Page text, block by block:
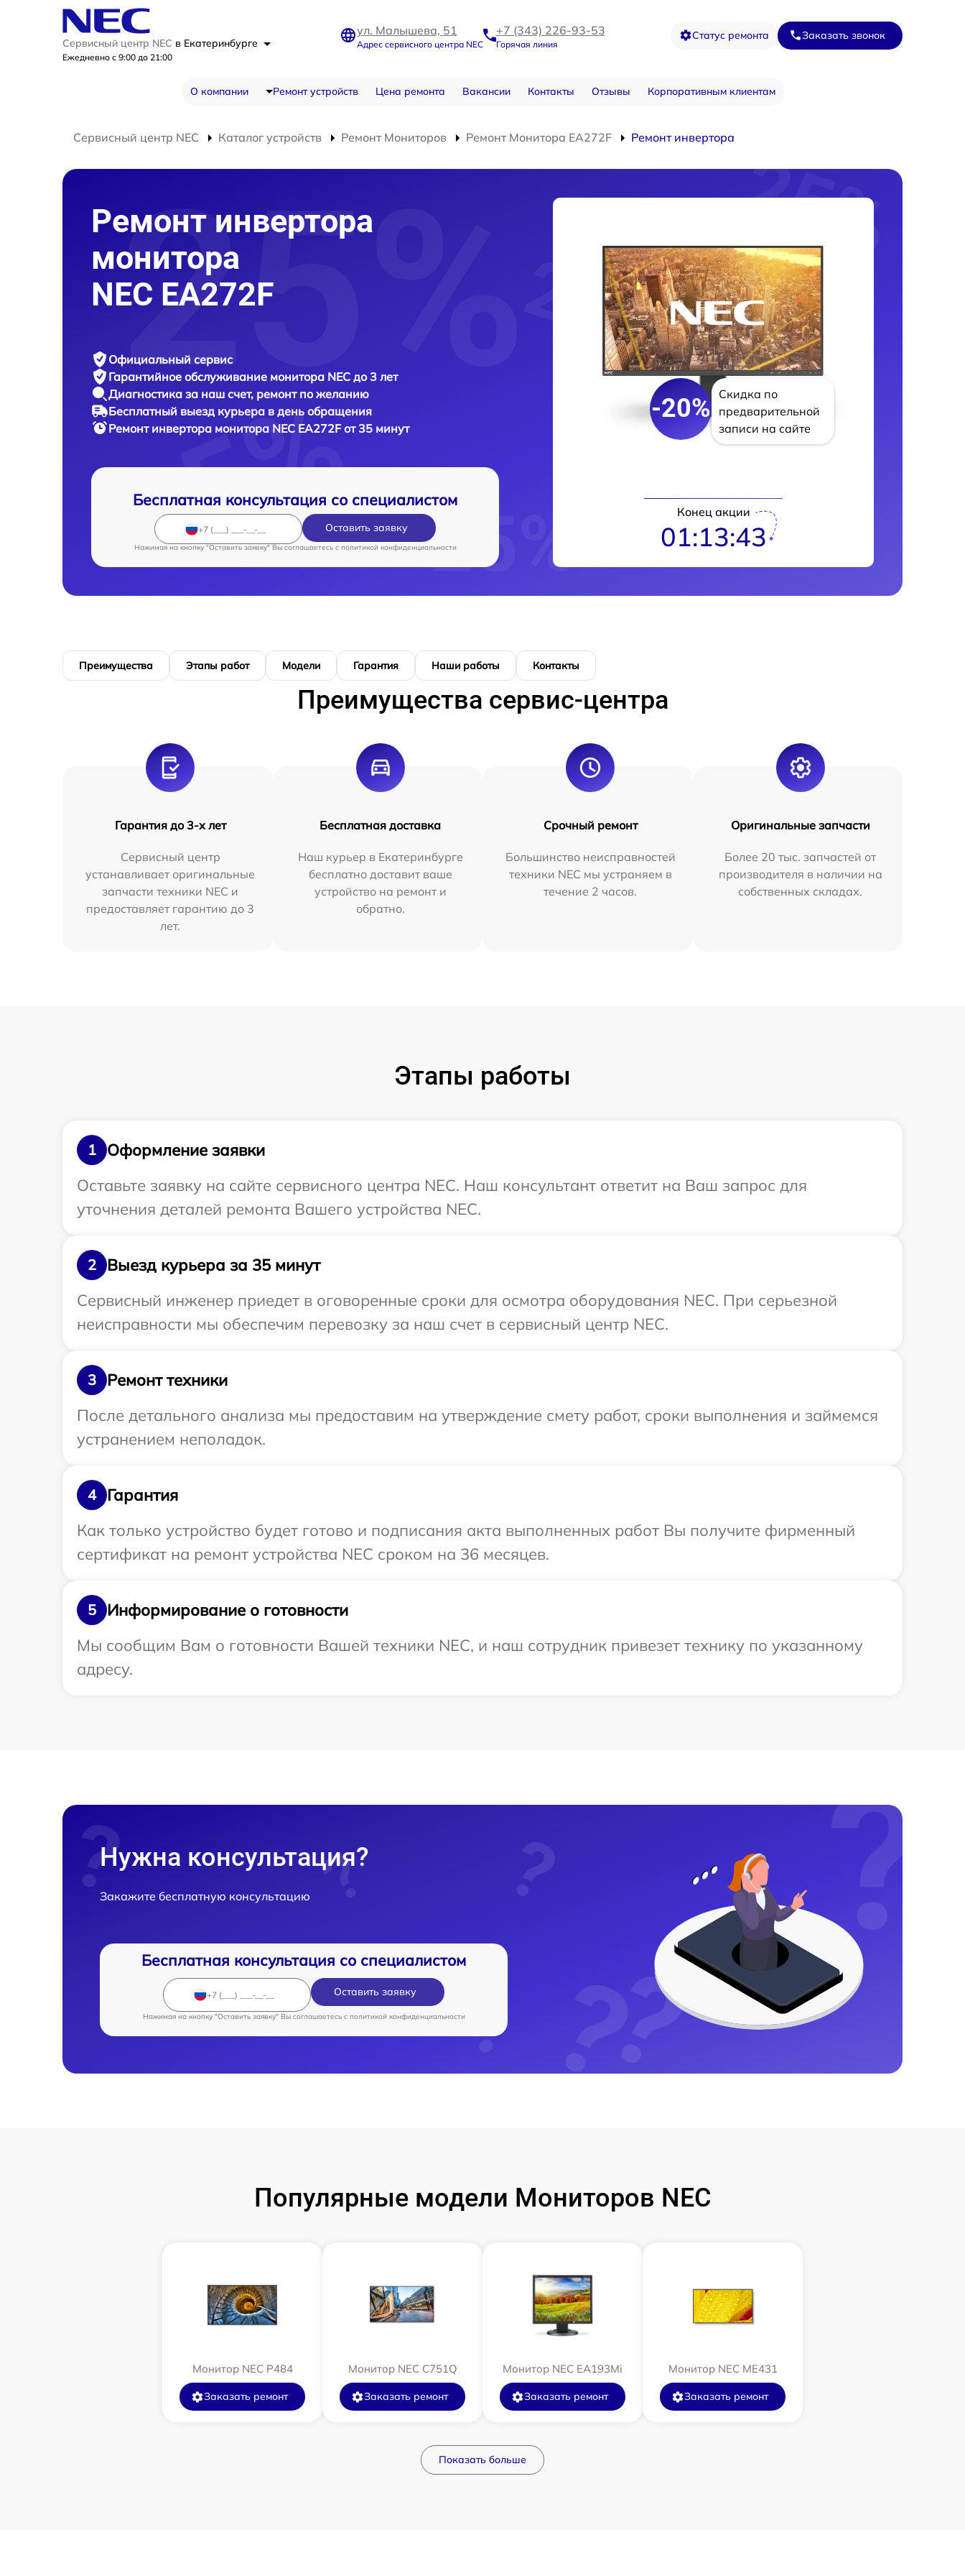
Сервисный центр NEC в Екатеринбурге
Ежедневно с 9:00 до 21:00
ул. Малышева, 51
Адрес сервисного центра NEC
+7 (343) 226-93-53
Горячая линия
Статус ремонта Заказать звонок
О компании Ремонт устройств Цена ремонта Вакансии Контакты Отзывы Корпоративным клиентам
Сервисный центр NEC Каталог устройств Ремонт Мониторов Ремонт Монитора EA272F Ремонт инвертора
Ремонт инвертора
монитора
NEC EA272F
Официальный сервис
Гарантийное обслуживание монитора NEC до 3 лет
Диагностика за наш счет, ремонт по желанию
Бесплатный выезд курьера в день обращения
Ремонт инвертора монитора NEC EA272F от 35 минут
Бесплатная консультация со специалистом
Оставить заявку
Нажимая на кнопку "Оставить заявку" Вы соглашаетесь c политикой конфиденциальности
-20%
Скидка по
предварительной
записи на сайте
Конец акции
01:13:42
Преимущества Этапы работ Модели Гарантия Наши работы Контакты
Преимущества сервис-центра
Гарантия до 3-х лет
Сервисный центр
устанавливает оригинальные
запчасти техники NEC и
предоставляет гарантию до 3
лет.
Бесплатная доставка
Наш курьер в Екатеринбурге
бесплатно доставит ваше
устройство на ремонт и
обратно.
Срочный ремонт
Большинство неисправностей
техники NEC мы устраняем в
течение 2 часов.
Оригинальные запчасти
Более 20 тыс. запчастей от
производителя в наличии на
собственных складах.
Этапы работы
1
Оформление заявки
Оставьте заявку на сайте сервисного центра NEC. Наш консультант ответит на Ваш запрос для
уточнения деталей ремонта Вашего устройства NEC.
2
Выезд курьера за 35 минут
Сервисный инженер приедет в оговоренные сроки для осмотра оборудования NEC. При серьезной
неисправности мы обеспечим перевозку за наш счет в сервисный центр NEC.
3
Ремонт техники
После детального анализа мы предоставим на утверждение смету работ, сроки выполнения и займемся
устранением неполадок.
4
Гарантия
Как только устройство будет готово и подписания акта выполненных работ Вы получите фирменный
сертификат на ремонт устройства NEC сроком на 36 месяцев.
5
Информирование о готовности
Мы сообщим Вам о готовности Вашей техники NEC, и наш сотрудник привезет технику по указанному
адресу.
Нужна консультация?
Закажите бесплатную консультацию
Бесплатная консультация со специалистом
Оставить заявку
Нажимая на кнопку "Оставить заявку" Вы соглашаетесь c политикой конфиденциальности
Популярные модели Мониторов NEC
Монитор NEC P484
Заказать ремонт
Монитор NEC C751Q
Заказать ремонт
Монитор NEC EA193Mi
Заказать ремонт
Монитор NEC ME431
Заказать ремонт
Показать больше